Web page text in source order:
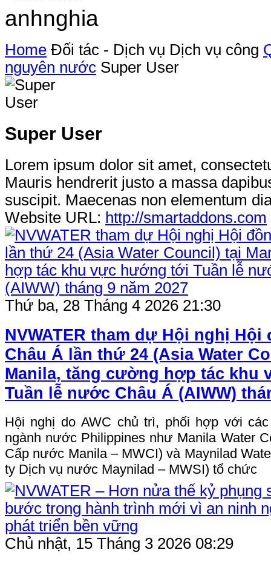
Home Đối tác - Dịch vụ Dịch vụ công
nguyên nước Super User
Super User
Lorem ipsum dolor sit amet,
Mauris hendrerit justo a massa
suscipit. Maecenas non elementum
Website URL: http://smartaddons.com
Thứ ba, 28 Tháng 4 2026 21:30
NVWATER tham dự Hội nghị
Châu Á lần thứ 24 (Asia Water
Manila, tăng cường hợp tác khu
Tuần lễ nước Châu Á (AIWW)
Hội nghị do AWC chủ trì, phối hợp với
ngành nước Philippines như Manila Water
Cấp nước Manila – MWCI) và Maynilad
ty Dịch vụ nước Maynilad – MWSI) tổ chức
Chủ nhật, 15 Tháng 3 2026 08:29